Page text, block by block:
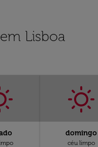
Lisboa
domingo
céu limpo